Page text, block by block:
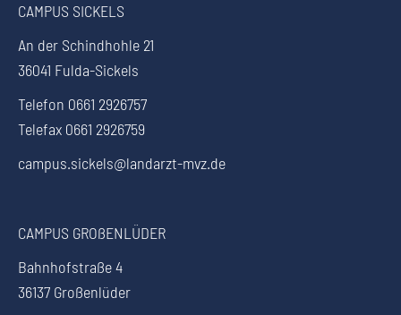
CAMPUS SICKELS
An der Schindhohle 21
36041 Fulda-Sickels
Telefon 0661 2926757
Telefax 0661 2926759
campus.sickels@landarzt-mvz.de
CAMPUS GROßENLÜDER
Bahnhofstraße 4
36137 Großenlüder